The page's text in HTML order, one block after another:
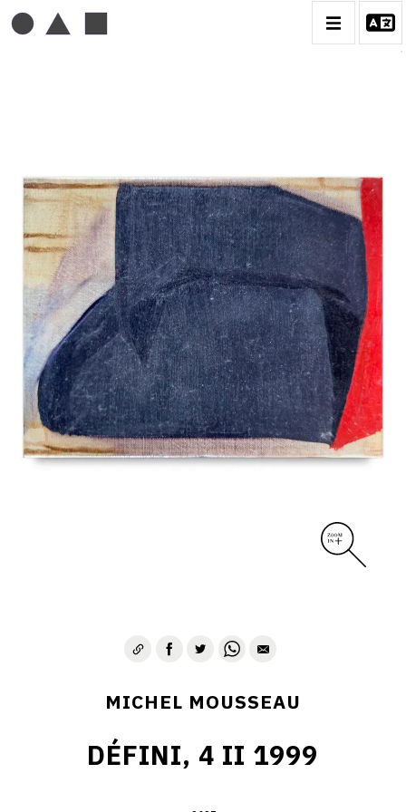
BIOGRAPHIE
CATALOGUE DES OEUVRES
DESSIN
PEINTURE
CONTACT
MICHEL MOUSSEAU
DÉFINI, 4 II 1999